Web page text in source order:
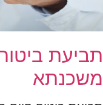
תביעת
משכנתא